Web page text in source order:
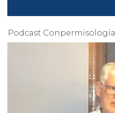
Podcast Conpermisología